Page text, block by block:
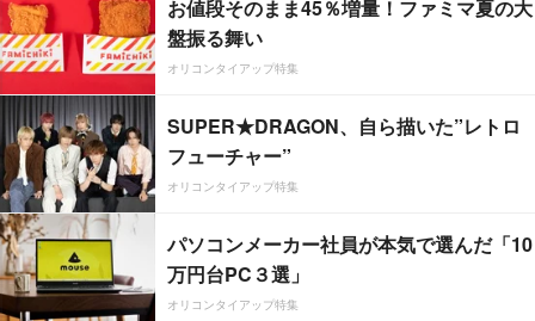
お値段そのまま45％増量！ファミマ夏の大
盤振る舞い
オリコンタイアップ特集
SUPER★DRAGON、自ら描いた”レトロ
フューチャー”
オリコンタイアップ特集
パソコンメーカー社員が本気で選んだ「10
万円台PC３選」
オリコンタイアップ特集